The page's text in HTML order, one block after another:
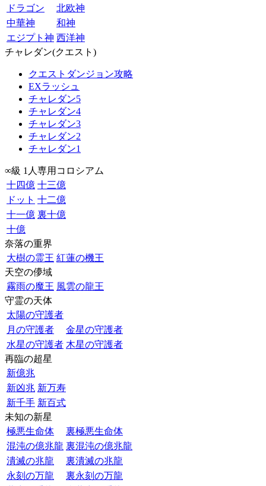
ドラゴン
北欧神
中華神
和神
エジプト神 西洋神
チャレダン(クエスト)
クエストダンジョン攻略
EXラッシュ
チャレダン5
チャレダン4
チャレダン3
チャレダン2
チャレダン1
∞級 1人専用コロシアム
十四億 十三億
ドット 十二億
十一億 裏十億
十億
奈落の重界
大樹の霊王 紅蓮の機王
天空の儚域
霧雨の魔王 風雲の龍王
守霊の天体
太陽の守護者
月の守護者
金星の守護者
水星の守護者 木星の守護者
再臨の超星
新億兆
新凶兆 新万寿
新千手 新百式
未知の新星
極悪生命体
裏極悪生命体
混沌の億兆龍 裏混沌の億兆龍
潰滅の兆龍
裏潰滅の兆龍
永刻の万龍
裏永刻の万龍